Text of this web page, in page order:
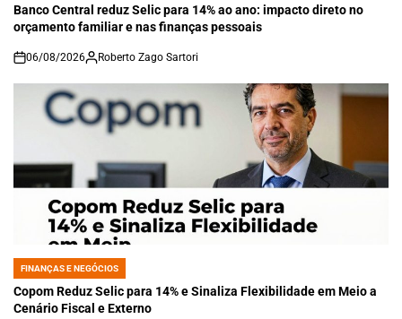
IN
Banco Central reduz Selic para 14% ao ano: impacto direto no
orçamento familiar e nas finanças pessoais
on
06/08/2026 Roberto Zago Sartori
POSTED
IN
FINANÇAS E NEGÓCIOS
Copom Reduz Selic para 14% e Sinaliza Flexibilidade em Meio a
Cenário Fiscal e Externo